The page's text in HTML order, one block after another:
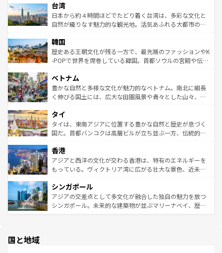
ならではの贅沢な旅のスタイルだ。 なお、新着のアメリカ
情報はコンテンツ一覧を参照してほしい。
れるおもてなしの心で訪れる人々を迎えてくれるハワイの
人々、おいしいローカルフードやハワイアンミュージッ
ク、伝統的なフラダンスなど、すべてがハワイの魅力を彩
ワイを、存分に味わってほしい。 なお、新着のハワイ情報
はコンテンツ一覧を参照してほしい。
リアリーフや大陸中央部にそびえるウルル（エアーズロッ
ク）、タスマニアの美しい原生林やケアンズの熱帯雨林な
ど、見どころがたくさん。また、カフェやワイン、オージ
いる。アクティビティも充実しており、サーフィンやダイ
ビング、ハイキングなど、アウトドア好きにはたまらな
い。オーストラリアの多彩な魅力を存分に味わいつくそ
参照してほしい。
台湾
日本から約４時間ほどでたどり着く台湾は、多彩な文化と
自然が織りなす魅力的な観光地。活気あふれる大都市の台
ン）、静ひつな山岳地帯である台湾東部など、都市の喧騒
と山間の静けさが共存しており、訪れる人に新しい発見と
驚きをもたらしてくれる。また、奥深い台湾の食文化も魅
容にもいいと評判のスイーツなど、バラエティ豊かな料理
が味わえる。 なお、新着の台湾情報は コンテンツ一覧を参
照してほしい。
韓国
歴史ある王朝文化が残る一方で、最先端のファッションやK
-POPで世界を席巻している韓国。首都ソウルの宮殿や伝統
き、地方に足を延ばせば四季折々の自然美を楽しむことが
できる。そして、キムチや焼肉、絶品のストリートフード
まで、さまざまな韓国料理が待っている。夜には、韓国な
リティに包まれながら、韓国の多彩な魅力を心ゆくまで味
わってみてほしい。 なお、新着の韓国情報はコンテンツ一
覧を参照してほしい。
ベトナム
豊かな自然と多様な文化が魅力的なベトナム。南北に細長
く伸びる国土には、広大な田園風景や青々とした山々、世
急速な発展と共に伝統が息づく。ハノイの古い町並みやホ
ーチミン市のフランス統治時代の建物も、独特の雰囲気を
醸し出している。また、バラエティの豊かさとおいしさで
とつ。フォーやバインミー、ベトナムコーヒーなどは、ぜ
ひ現地で味わいたい。どの地域を訪れてもあたたかい人々
が旅行者を迎えてくれるので、きっと忘れられない旅にな
参照してほしい。
タイ
タイは、東南アジアに位置する豊かな自然と歴史が息づく
国だ。首都バンコクは高層ビルが立ち並ぶ一方、伝統的な
の活気が交差している。北部ではチェンマイなどの山岳地
帯で自然と触れ合い、南部ではプーケットやクラビの美し
いビーチでリゾート気分を楽しむことができる。タイ料理
激する。気候は一年中温暖で、どの季節にも異なる楽しみ
が待っている。親しみやすいタイの人々、仏教を中心とし
た文化、そして多様な観光資源が、訪れる旅人を魅了し続
香港
アジアと西洋の文化が交わる香港は、特有のエネルギーを
もっている。ヴィクトリア湾に広がる壮大な景色、近未来
み、どこを訪れても感動するはず。観光スポットが密集し
ており、効率よく見どころを回れるのも魅力。息をのむよ
うな絶景から文化的な体験まで、香港を存分に楽しみ尽く
シンガポール
アジアの交差点として多文化が融合した独自の魅力を放つ
シンガポール。未来的な建築物が並ぶマリーナベイ、歴史
国と地域